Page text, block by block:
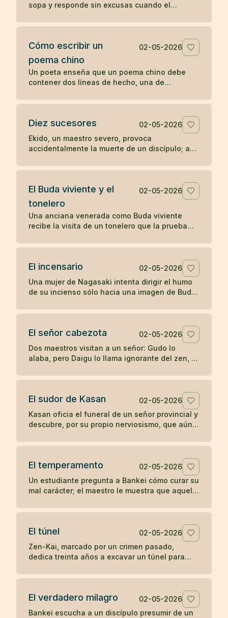
sopa y responde sin excusas cuando el
Cómo escribir un
poema chino
02-05-2026
Un poeta enseña que un poema chino debe
contener dos líneas de hecho, una de
escena mínima que revela algo entero.
Diez sucesores
02-05-2026
Ekido, un maestro severo, provoca
accidentalmente la muerte de un discípulo; aun
sucesores iluminados.
El Buda viviente y el
tonelero
02-05-2026
Una anciana venerada como Buda viviente
recibe la visita de un tonelero que la prueba
fama sostiene el contacto real.
El incensario
02-05-2026
Una mujer de Nagasaki intenta dirigir el humo
de su incienso sólo hacia una imagen de Buda,
manchando aquello que veneraba.
El señor cabezota
02-05-2026
Dos maestros visitan a un señor: Gudo lo
alaba, pero Daigu lo llama ignorante del zen, y
la práctica.
El sudor de Kasan
02-05-2026
Kasan oficia el funeral de un señor provincial y
descubre, por su propio nerviosismo, que aún
la soledad del templo.
El temperamento
02-05-2026
Un estudiante pregunta a Bankei cómo curar su
mal carácter; el maestro le muestra que aquello
verdadera naturaleza.
El túnel
02-05-2026
Zen-Kai, marcado por un crimen pasado,
dedica treinta años a excavar un túnel para
termina viendo en él a un maestro.
El verdadero milagro
02-05-2026
Bankei escucha a un discípulo presumir de un